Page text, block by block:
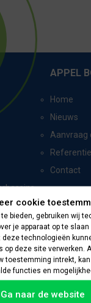
cookie
bieden, gebruiken wij
je apparaat op te slaan
technologieën
op deze site verwerken.
toestemming intrekt,
functies en
Ga naar de website
APPEL
Home
Nieuws
Contact
Oevers 11
8331 VC
Nederland